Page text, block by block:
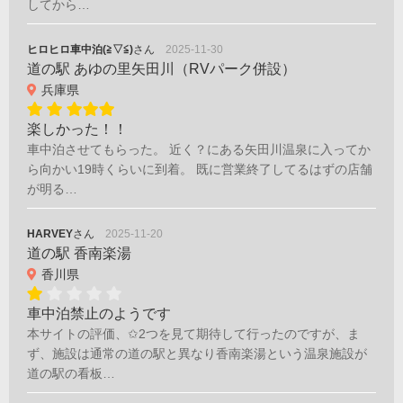
してから…
ヒロヒロ車中泊(≧▽≦)さん 2025-11-30
道の駅 あゆの里矢田川（RVパーク併設）
兵庫県
楽しかった！！
車中泊させてもらった。 近く？にある矢田川温泉に入ってか
ら向かい19時くらいに到着。 既に営業終了してるはずの店舗
が明る…
HARVEYさん 2025-11-20
道の駅 香南楽湯
香川県
車中泊禁止のようです
本サイトの評価、✩2つを見て期待して行ったのですが、ま
ず、施設は通常の道の駅と異なり香南楽湯という温泉施設が
道の駅の看板…